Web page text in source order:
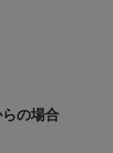
の場合